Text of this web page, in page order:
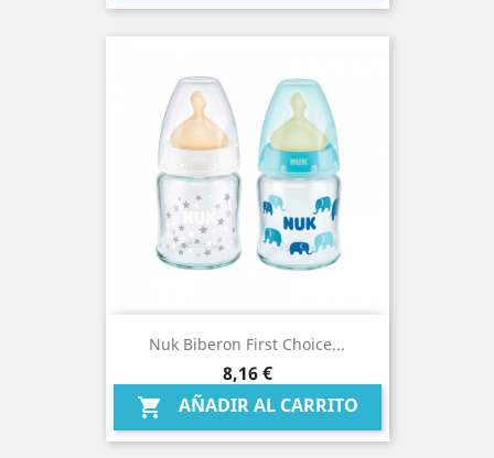
Nuk Biberon First Choice...
Precio
8,16 €
 AÑADIR AL CARRITO